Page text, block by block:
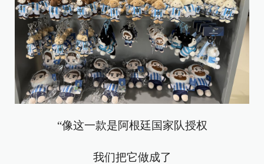
“像这一款是阿根廷国家队授权
我们把它做成了